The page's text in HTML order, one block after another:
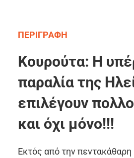
ΠΕΡΙΓΡΑΦΗ
Κουρούτα: Η
παραλία της
επιλέγουν
και όχι μόνο!!!
Εκτός από την